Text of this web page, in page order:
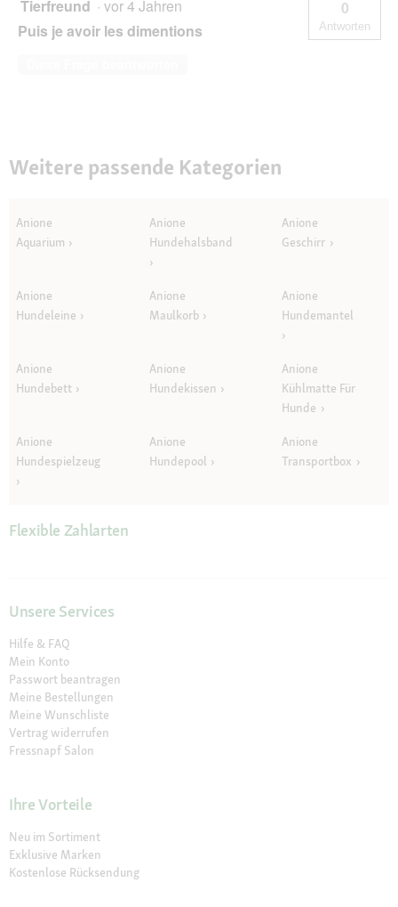
Tierfreund · vor 4 Jahren
Puis je avoir les dimentions
0
Antworten
Weitere passende Kategorien
Anione
Aquarium
Anione
Hundehalsband
Anione
Geschirr
Anione
Hundeleine
Anione
Maulkorb
Anione
Hundemantel
Anione
Hundebett
Anione
Hundekissen
Anione
Kühlmatte Für
Hunde
Anione
Hundespielzeug
Anione
Hundepool
Anione
Transportbox
Flexible Zahlarten
Unsere Services
Hilfe & FAQ
Mein Konto
Passwort beantragen
Meine Bestellungen
Meine Wunschliste
Vertrag widerrufen
Fressnapf Salon
Ihre Vorteile
Neu im Sortiment
Exklusive Marken
Kostenlose Rücksendung